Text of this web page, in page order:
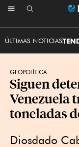
ÚLTIMAS NOTICIAS
GEOPOLÍTICA
Siguen
Venezuela
toneladas
Diosdado